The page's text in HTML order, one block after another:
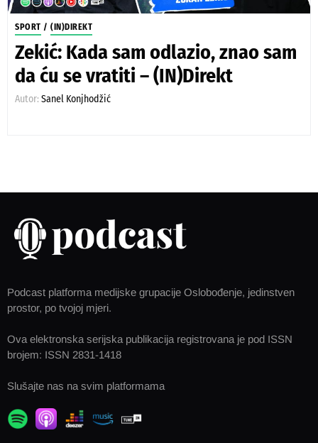
SPORT / (IN)DIREKT
Zekić: Kada sam odlazio, znao sam
da ću se vratiti – (IN)Direkt
Autor: Sanel Konjhodžić
Podcast platforma medijske grupacije Oslobođenje, jedinstven
prostor, po tvojoj mjeri.
Ova elektronska serijska publikacija registrovana je pod ISSN
brojem: ISSN 2831-1418
Slušajte nas na svim platformama